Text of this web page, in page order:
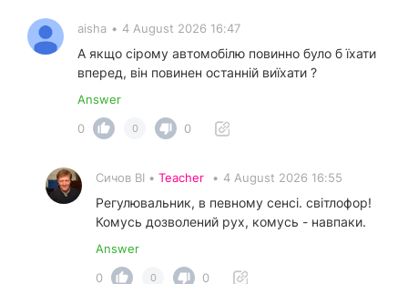
aisha • 4 August 2026 16:47
А якщо сірому автомобілю повинно було б їхати
вперед, він повинен останній виїхати ?
Answer
0
0 0
Сичов ВІ • Teacher • 4 August 2026 16:55
Регулювальник, в певному сенсі. світлофор!
Комусь дозволений рух, комусь - навпаки.
Answer
0
0 0